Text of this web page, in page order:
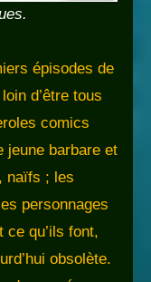
épisodes de
d’être tous
comics
jeune barbare et
naïfs ; les
personnages
ce qu’ils font,
obsolète.